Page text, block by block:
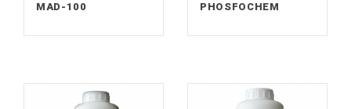
MAD-100 PHOSFOCHEM